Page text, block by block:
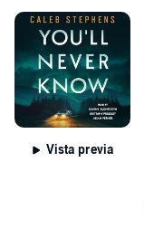
Vista previa